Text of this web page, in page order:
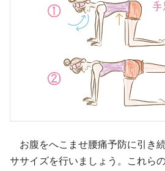
お腹をへこませ腰痛予防に引き
ササイズを行いましょう。これら